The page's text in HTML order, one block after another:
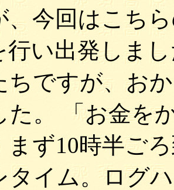
、今回はこち
行い出発しま
ちですが、お
た。 「お金を
まず10時半ご
タイム。ログ